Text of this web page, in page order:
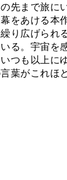
先まで旅に
をあける本
り広げられ
る。宇宙を
つも以上に
葉がこれほ